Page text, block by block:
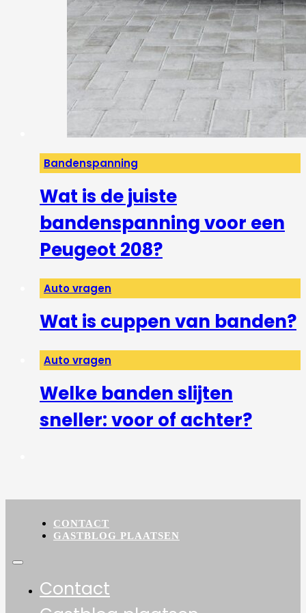
Bandenspanning
Wat is de juiste
bandenspanning voor een
Peugeot 208?
Auto vragen
Wat is cuppen van banden?
Auto vragen
Welke banden slijten
sneller: voor of achter?
CONTACT
GASTBLOG PLAATSEN
Contact